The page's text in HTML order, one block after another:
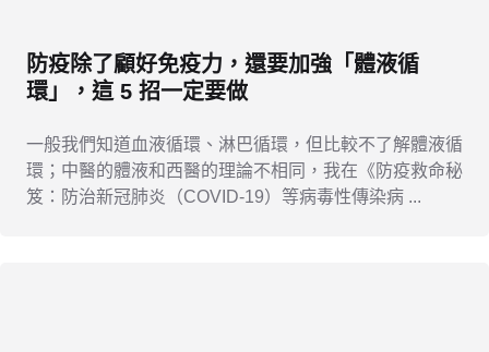
防疫除了顧好免疫力，還要加強「體液循
環」，這 5 招一定要做
一般我們知道血液循環、淋巴循環，但比較不了解體液循
環；中醫的體液和西醫的理論不相同，我在《防疫救命秘
笈：防治新冠肺炎（COVID-19）等病毒性傳染病 ...